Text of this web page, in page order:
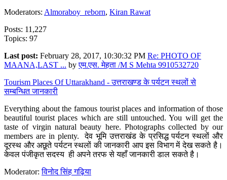
Moderators: Almoraboy_reborn, Kiran Rawat
Posts: 11,227
Topics: 97
Last post: February 28, 2017, 10:30:32 PM Re: PHOTO OF
MAANA,LAST ... byएम.एस. मेहता /M S Mehta 9910532720
Tourism Places Of Uttarakhand - उत्तराखण्ड के पर्यटन स्थलों से
सम्बन्धित जानकारी
Everything about the famous tourist places and information of those
beautiful tourist places which are still untouched. You will get the
taste of virgin natural beauty here. Photographs collected by our
members are in plenty. देव भूमि उत्तराखंड के प्रसिद्ध पर्यटन स्थलों और
दूरस्थ और अछूते पर्यटन स्थलों की जानकारी आप इस विभाग में देख सकते है।
केवल पंजीकृत सदस्य ही अपने तरफ से यहाँ जानकारी डाल सकते है।
Moderator:विनोद सिंह गढ़िया